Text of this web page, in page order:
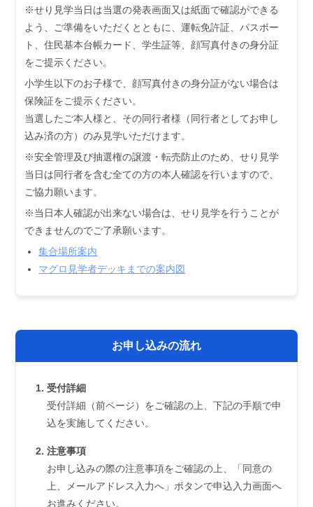
※せり見学当日は当選の発表画面又は紙面で確認ができる
よう、ご準備をいただくとともに、運転免許証、パスポー
ト、住民基本台帳カード、学生証等、顔写真付きの身分証
をご提示ください。
小学生以下のお子様で、顔写真付きの身分証がない場合は
保険証をご提示ください。
当選したご本人様と、その同行者様（同行者としてお申し
込み済の方）のみ見学いただけます。
※安全管理及び抽選権の譲渡・転売防止のため、せり見学
当日は同行者を含む全ての方の本人確認を行いますので、
ご協力願います。
※当日本人確認が出来ない場合は、せり見学を行うことが
できませんのでご了承願います。
集合場所案内
マグロ見学者デッキまでの案内図
お申し込みの流れ
受付詳細
受付詳細（前ページ）をご確認の上、下記の手順で申
込を実施してください。
注意事項
お申し込みの際の注意事項をご確認の上、「同意の
上、メールアドレス入力へ」ボタンで申込入力画面へ
お進みください。